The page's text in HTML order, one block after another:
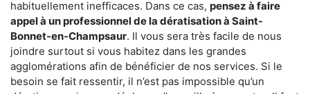
habituellement inefficaces. Dans ce cas, pensez à faire
appel à un professionnel de la dératisation à Saint-
Bonnet-en-Champsaur. Il vous sera très facile de nous
joindre surtout si vous habitez dans les grandes
agglomérations afin de bénéficier de nos services. Si le
besoin se fait ressentir, il n’est pas impossible qu’un